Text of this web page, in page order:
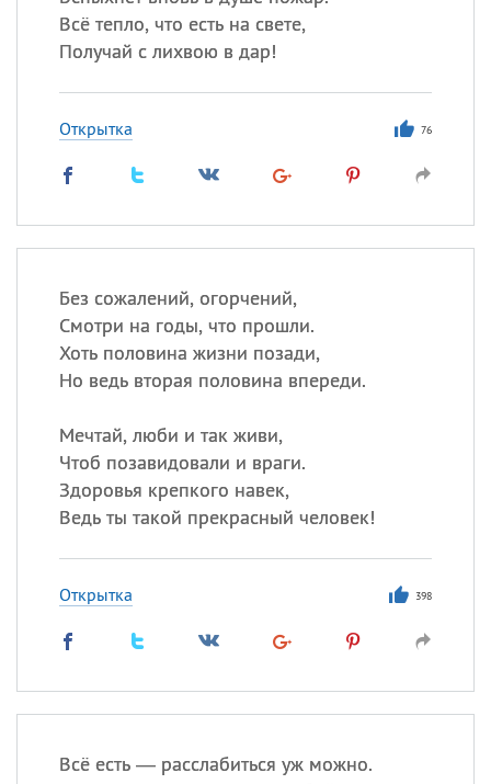
Всё тепло, что есть на свете,
Получай с лихвою в дар!
Открытка 76
Без сожалений, огорчений,
Смотри на годы, что прошли.
Хоть половина жизни позади,
Но ведь вторая половина впереди.
Мечтай, люби и так живи,
Чтоб позавидовали и враги.
Здоровья крепкого навек,
Ведь ты такой прекрасный человек!
Открытка 398
Всё есть — расслабиться уж можно.